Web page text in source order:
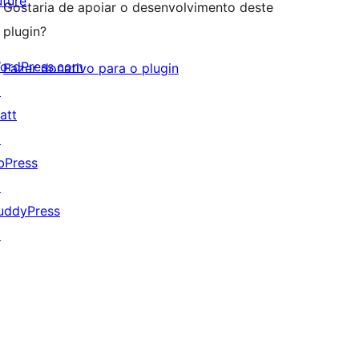
Gostaria de apoiar o desenvolvimento deste
plugin?
Fazer donativo para o plugin